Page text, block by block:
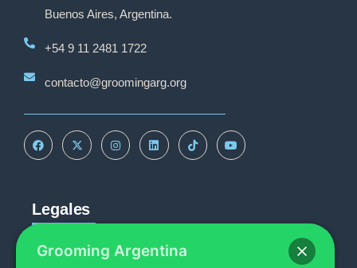
Buenos Aires, Argentina.
+54 9 11 2481 1722
contacto@groomingarg.org
Legales
Reportar
Grooming Argentina